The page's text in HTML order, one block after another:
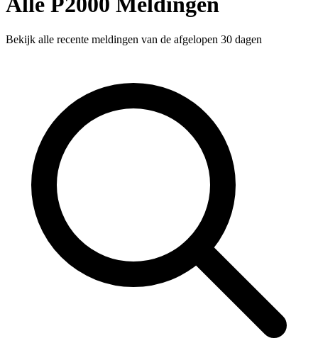
Bekijk alle recente meldingen van de afgelopen 30 dagen